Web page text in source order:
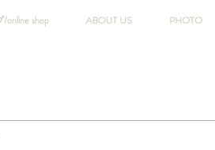
shop ABOUT US PHOTO